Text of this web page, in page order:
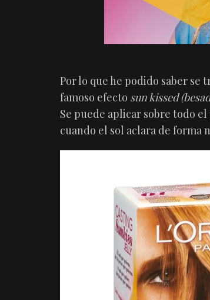
Por lo que he podido saber se
famoso efecto sun kissed
Se puede aplicar sobre todo
cuando el sol aclara de forma